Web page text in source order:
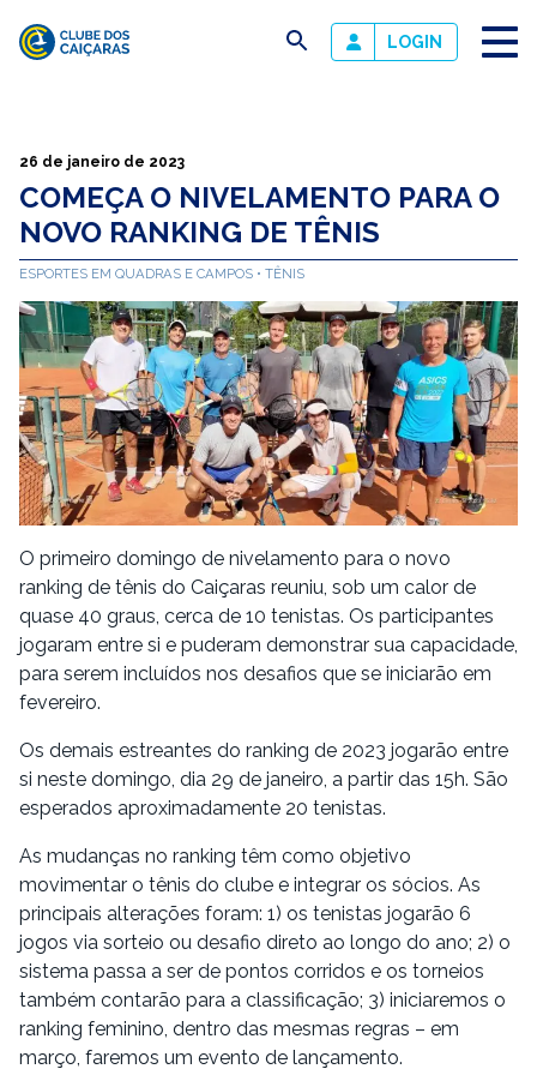
Caiçaras
busca LOGIN
26 de janeiro de 2023
COMEÇA O NIVELAMENTO PARA O
NOVO RANKING DE TÊNIS
ESPORTES EM QUADRAS E CAMPOS TÊNIS
O primeiro domingo de nivelamento para o novo
ranking de tênis do Caiçaras reuniu, sob um calor de
quase 40 graus, cerca de 10 tenistas. Os participantes
jogaram entre si e puderam demonstrar sua capacidade,
para serem incluídos nos desafios que se iniciarão em
fevereiro.
Os demais estreantes do ranking de 2023 jogarão entre
si neste domingo, dia 29 de janeiro, a partir das 15h. São
esperados aproximadamente 20 tenistas.
As mudanças no ranking têm como objetivo
movimentar o tênis do clube e integrar os sócios. As
principais alterações foram: 1) os tenistas jogarão 6
jogos via sorteio ou desafio direto ao longo do ano; 2) o
sistema passa a ser de pontos corridos e os torneios
também contarão para a classificação; 3) iniciaremos o
ranking feminino, dentro das mesmas regras – em
março, faremos um evento de lançamento.